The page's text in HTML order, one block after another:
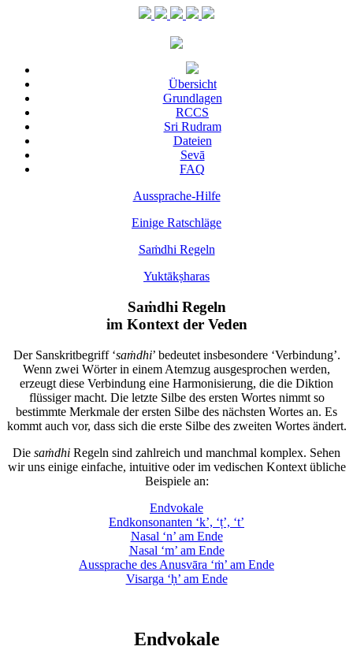
Übersicht
Grundlagen
RCCS
Sri Rudram
Dateien
Sevā
FAQ
Aussprache-Hilfe
Einige Ratschläge
Saṁdhi Regeln
Yuktākṣharas
Saṁdhi Regeln
im Kontext der Veden
Der Sanskritbegriff ‘saṁdhi’ bedeutet insbesondere ‘Verbindung’.
Wenn zwei Wörter in einem Atemzug ausgesprochen werden,
erzeugt diese Verbindung eine Harmonisierung, die die Diktion
flüssiger macht. Die letzte Silbe des ersten Wortes nimmt so
bestimmte Merkmale der ersten Silbe des nächsten Wortes an. Es
kommt auch vor, dass sich die erste Silbe des zweiten Wortes ändert.
Die saṁdhi Regeln sind zahlreich und manchmal komplex. Sehen
wir uns einige einfache, intuitive oder im vedischen Kontext übliche
Beispiele an:
Endvokale
Endkonsonanten ‘k’, ‘ṭ’, ‘t’
Nasal ‘n’ am Ende
Nasal ‘m’ am Ende
Aussprache des Anusvāra ‘ṁ’ am Ende
Visarga ‘ḥ’ am Ende
Endvokale